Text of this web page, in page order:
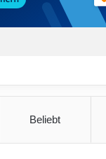
Beliebt